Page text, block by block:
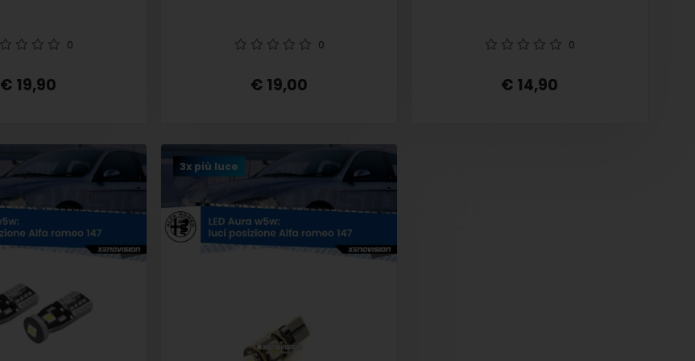
0
€ 19,90
0
€ 19,00
0
€ 14,90
3x più luce